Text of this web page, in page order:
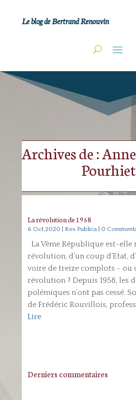
Le blog de Bertrand Renouvin
Archives de :
Pourhiet
La révolution de 1958
6 Oct,2020 Res Publica| 0
La Vème République est-elle
révolution, d’un coup d’Etat,
voire de treize complots - ou
révolution ? Depuis 1958, les
polémiques n’ont pas cessé.
de Frédéric Rouvillois,
Lire
Derniers commentaires